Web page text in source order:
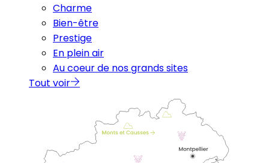
Charme
Bien-être
Prestige
En plein air
Au coeur de nos grands sites
Tout voir